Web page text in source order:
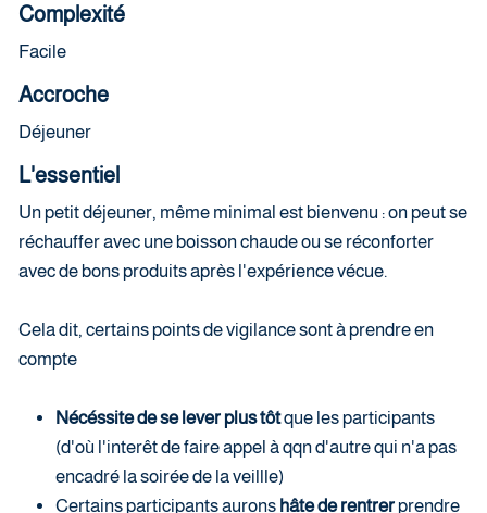
Complexité
Facile
Accroche
Déjeuner
L'essentiel
Un petit déjeuner, même minimal est bienvenu : on peut se
réchauffer avec une boisson chaude ou se réconforter
avec de bons produits après l'expérience vécue.
Cela dit, certains points de vigilance sont à prendre en
compte
Nécéssite de se lever plus tôtque les participants
(d'où l'interêt de faire appel à qqn d'autre qui n'a pas
encadré la soirée de la veillle)
Certains participants aurons hâte de rentrerprendre